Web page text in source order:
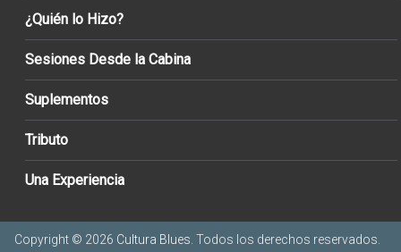
¿Quién lo Hizo?
Sesiones Desde la Cabina
Suplementos
Tributo
Una Experiencia
Copyright © 2026 Cultura Blues. Todos los derechos reservados.